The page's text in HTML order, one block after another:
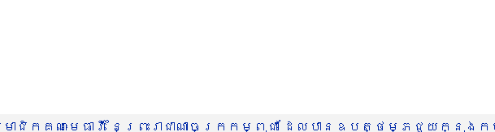
កគណៈមេធាវី នៃព្រះរាជាណាចក្រកម្ពុជា ដែលបានឧបត្ថម្ភជួយក្នុង